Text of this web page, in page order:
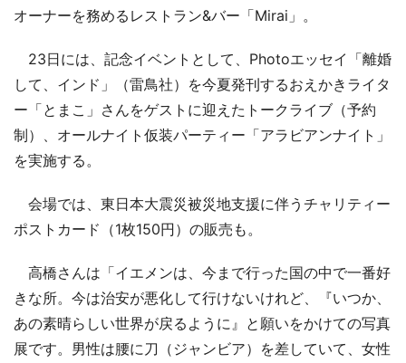
オーナーを務めるレストラン&バー「Mirai」。
23日には、記念イベントとして、Photoエッセイ「離婚
して、インド」（雷鳥社）を今夏発刊するおえかきライタ
ー「とまこ」さんをゲストに迎えたトークライブ（予約
制）、オールナイト仮装パーティー「アラビアンナイト」
を実施する。
会場では、東日本大震災被災地支援に伴うチャリティー
ポストカード（1枚150円）の販売も。
高橋さんは「イエメンは、今まで行った国の中で一番好
きな所。今は治安が悪化して行けないけれど、『いつか、
あの素晴らしい世界が戻るように』と願いをかけての写真
展です。男性は腰に刀（ジャンビア）を差していて、女性